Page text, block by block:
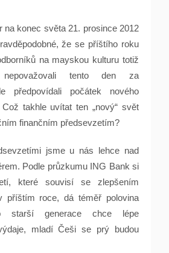
na konec světa 21. prosince 2012
že se příštího roku
na mayskou kulturu totiž
tento den za
předpovídali počátek nového
takhle uvítat ten „nový“ svět
finančním předsevzetím?
jsme u nás lehce nad
Podle průzkumu ING Bank si
které souvisí se zlepšením
příštím roce, dá téměř polovina
starší generace chce lépe
mladí Češi se prý budou